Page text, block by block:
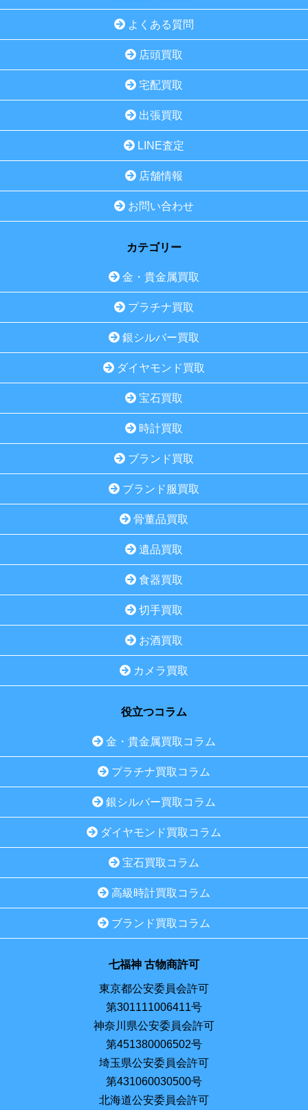
よくある質問
店頭買取
宅配買取
出張買取
LINE査定
店舗情報
お問い合わせ
カテゴリー
金・貴金属買取
プラチナ買取
銀シルバー買取
ダイヤモンド買取
宝石買取
時計買取
ブランド買取
ブランド服買取
骨董品買取
遺品買取
食器買取
切手買取
お酒買取
カメラ買取
役立つコラム
金・貴金属買取コラム
プラチナ買取コラム
銀シルバー買取コラム
ダイヤモンド買取コラム
宝石買取コラム
高級時計買取コラム
ブランド買取コラム
七福神 古物商許可
東京都公安委員会許可
第301111006411号
神奈川県公安委員会許可
第451380006502号
埼玉県公安委員会許可
第431060030500号
北海道公安委員会許可